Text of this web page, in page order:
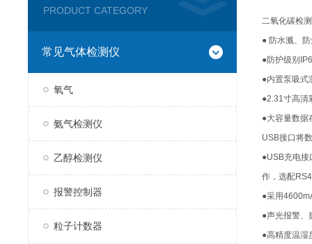
PRODUCT CATEGORY
常见气体检测仪
氧气
氨气检测仪
乙醇检测仪
报警控制器
粒子计数器
二氧化碳检
● 防水溅、
●防护级别
●内置泵吸式
●2.31寸高清
●大容量数据
USB接口将
●USB充电接
作，选配
●采用
●声光报警、
●高精度温湿